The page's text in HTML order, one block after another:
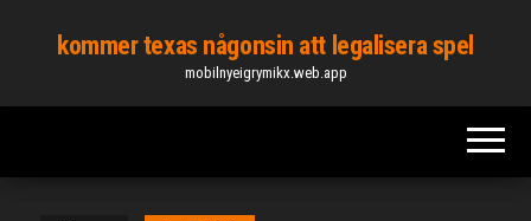
content
kommer texas någonsin att legalisera spel
mobilnyeigrymikx.web.app